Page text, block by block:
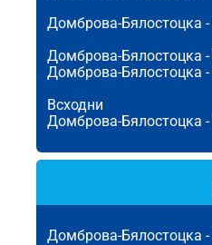
Домброва-Бялостоцка -
Домброва-Бялостоцка -
Домброва-Бялостоцка -
Всходни
Домброва-Бялостоцка -
Домброва-Бялостоцка -